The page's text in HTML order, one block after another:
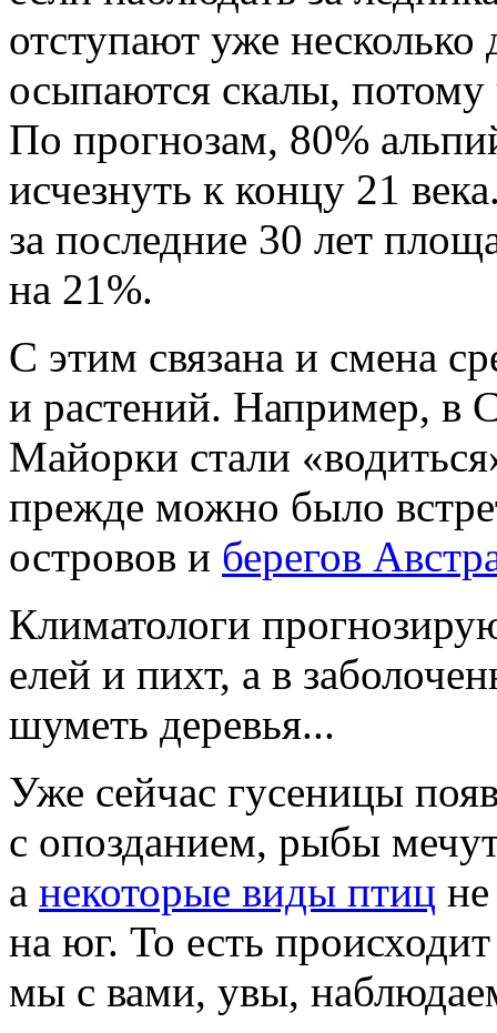
отступают уже несколько
осыпаются скалы, потому
По прогнозам, 80%
исчезнуть к концу 21
за последние 30 лет
на 21%.
С этим связана и смена
и растений. Например, в
Майорки стали
прежде можно было
островов и берегов
Климатологи
елей и пихт, а в
шуметь деревья...
Уже сейчас гусеницы
с опозданием, рыбы
а некоторые виды птиц
на юг. То есть
мы с вами, увы,